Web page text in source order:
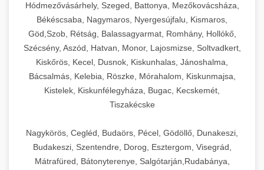
Hódmezővásárhely, Szeged, Battonya, Mezőkovácsháza,
Békéscsaba, Nagymaros, Nyergesújfalu, Kismaros,
Göd,Szob, Rétság, Balassagyarmat, Romhány, Hollókő,
Szécsény, Aszód, Hatvan, Monor, Lajosmizse, Soltvadkert,
Kiskőrös, Kecel, Dusnok, Kiskunhalas, Jánoshalma,
Bácsalmás, Kelebia, Röszke, Mórahalom, Kiskunmajsa,
Kistelek, Kiskunfélegyháza, Bugac, Kecskemét,
Tiszakécske
Nagykörös, Cegléd, Budaörs, Pécel, Gödöllő, Dunakeszi,
Budakeszi, Szentendre, Dorog, Esztergom, Visegrád,
Mátrafüred, Bátonyterenye, Salgótarján,Rudabánya,